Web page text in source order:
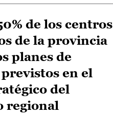
de los centros
de la provincia
planes de
en el
del
regional